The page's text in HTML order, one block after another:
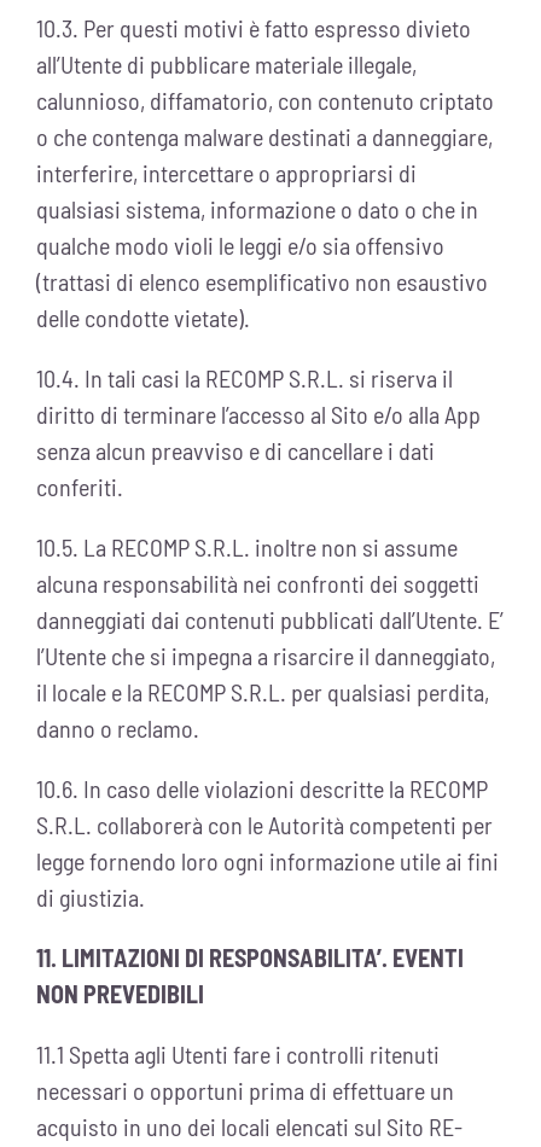
10.3. Per questi motivi è fatto espresso divieto
all’Utente di pubblicare materiale illegale,
calunnioso, diffamatorio, con contenuto criptato
o che contenga malware destinati a danneggiare,
interferire, intercettare o appropriarsi di
qualsiasi sistema, informazione o dato o che in
qualche modo violi le leggi e/o sia offensivo
(trattasi di elenco esemplificativo non esaustivo
delle condotte vietate).
10.4. In tali casi la RECOMP S.R.L. si riserva il
diritto di terminare l’accesso al Sito e/o alla App
senza alcun preavviso e di cancellare i dati
conferiti.
10.5. La RECOMP S.R.L. inoltre non si assume
alcuna responsabilità nei confronti dei soggetti
danneggiati dai contenuti pubblicati dall’Utente. E’
l’Utente che si impegna a risarcire il danneggiato,
il locale e la RECOMP S.R.L. per qualsiasi perdita,
danno o reclamo.
10.6. In caso delle violazioni descritte la RECOMP
S.R.L. collaborerà con le Autorità competenti per
legge fornendo loro ogni informazione utile ai fini
di giustizia.
11. LIMITAZIONI DI RESPONSABILITA’. EVENTI
NON PREVEDIBILI
11.1 Spetta agli Utenti fare i controlli ritenuti
necessari o opportuni prima di effettuare un
acquisto in uno dei locali elencati sul Sito RE-